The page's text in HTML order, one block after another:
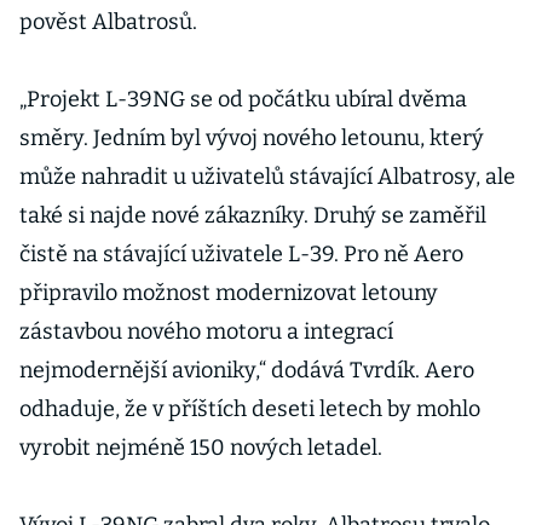
pověst Albatrosů.
„Projekt L-39NG se od počátku ubíral dvěma
směry. Jedním byl vývoj nového letounu, který
může nahradit u uživatelů stávající Albatrosy, ale
také si najde nové zákazníky. Druhý se zaměřil
čistě na stávající uživatele L-39. Pro ně Aero
připravilo možnost modernizovat letouny
zástavbou nového motoru a integrací
nejmodernější avioniky,“ dodává Tvrdík. Aero
odhaduje, že v příštích deseti letech by mohlo
vyrobit nejméně 150 nových letadel.